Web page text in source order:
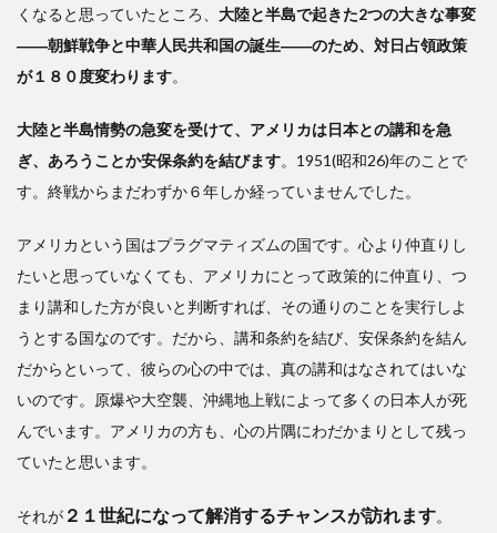
くなると思っていたところ、 大陸と半島で起きた2つの大きな事変
――朝鮮戦争と中華人民共和国の誕生――のため、対日占領政策
が１８０度変わります。
大陸と半島情勢の急変を受けて、アメリカは日本との講和を急
ぎ、あろうことか安保条約を結びます。1951(昭和26)年のことで
す。終戦からまだわずか６年しか経っていませんでした。
アメリカという国はプラグマティズムの国です。心より仲直りし
たいと思っていなくても、アメリカにとって政策的に仲直り、つ
まり講和した方が良いと判断すれば、その通りのことを実行しよ
うとする国なのです。だから、講和条約を結び、安保条約を結ん
だからといって、彼らの心の中では、真の講和はなされてはいな
いのです。原爆や大空襲、沖縄地上戦によって多くの日本人が死
んでいます。アメリカの方も、心の片隅にわだかまりとして残っ
ていたと思います。
それが ２１世紀になって解消するチャンスが訪れます。